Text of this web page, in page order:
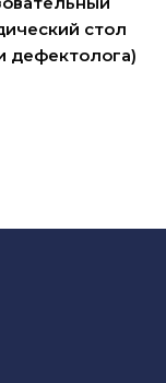
стол
дефектолога)